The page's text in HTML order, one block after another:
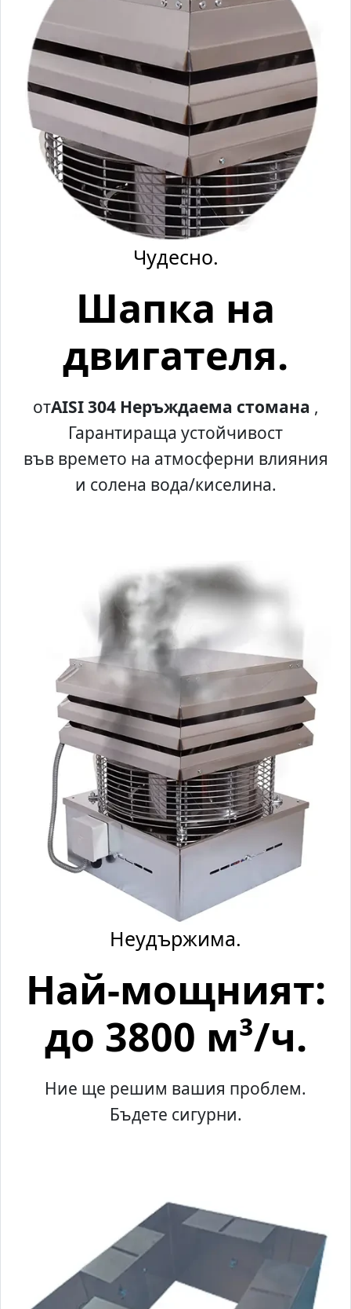
Чудесно.
Шапка на
двигателя.
отAISI 304 Неръждаема стомана ,
Гарантираща устойчивост
във времето на атмосферни влияния
и солена вода/киселина.
Неудържима.
Най-мощният:
до 3800 м³/ч.
Ние ще решим вашия проблем.
Бъдете сигурни.